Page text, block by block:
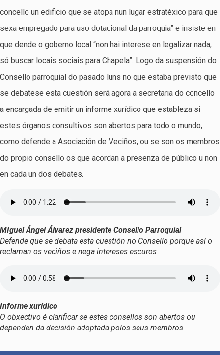
concello un edificio que se atopa nun lugar estratéxico para que
sexa empregado para uso dotacional da parroquia” e insiste en
que dende o goberno local “non hai interese en legalizar nada,
só buscar locais sociais para Chapela”. Logo da suspensión do
Consello parroquial do pasado luns no que estaba previsto que
se debatese esta cuestión será agora a secretaria do concello
a encargada de emitir un informe xurídico que estableza si
estes órganos consultivos son abertos para todo o mundo,
como defende a Asociación de Veciños, ou se son os membros
do propio consello os que acordan a presenza de público u non
en cada un dos debates.
MIguel Ángel Álvarez presidente Consello Parroquial
Defende que se debata esta cuestión no Consello porque así o
reclaman os veciños e nega intereses escuros
Informe xurídico
O obxectivo é clarificar se estes consellos son abertos ou
dependen da decisión adoptada polos seus membros